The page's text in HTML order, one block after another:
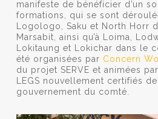
manifeste de bénéficier d’un
formations, qui se sont
Logologo, Saku et North Horr
Marsabit, ainsi qu’à Loima,
Lokitaung et Lokichar dans le
été organisées par Concern
du projet SERVE et animées
LEGS nouvellement certifiés
gouvernement du comté.